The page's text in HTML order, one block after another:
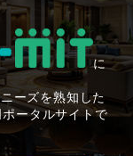
に
ーズを熟知した
ータルサイトで